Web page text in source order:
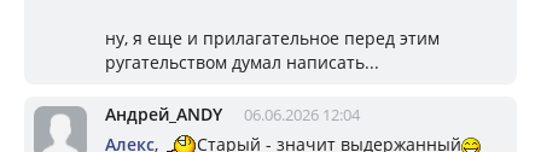
ну, я еще и прилагательное перед этим
ругательством думал написать...
Андрей_ANDY 06.06.2026 12:04
Алекс, Старый - значит выдержанный